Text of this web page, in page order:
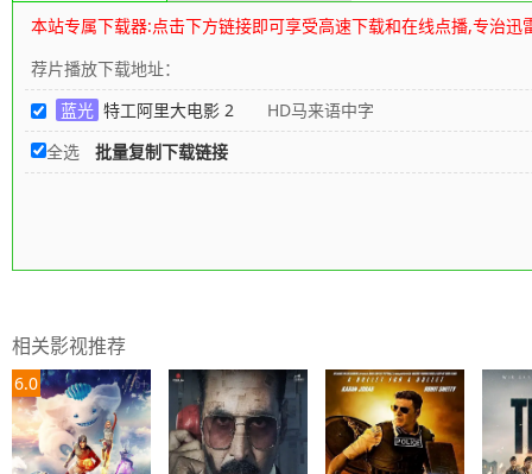
本站专属下载器:点击下方链接即可享受高速下载和在线点播,专治迅
荐片播放下载地址：
蓝光 特工阿里大电影 2 HD马来语中字
全选
批量复制下载链接
相关影视推荐
6.0